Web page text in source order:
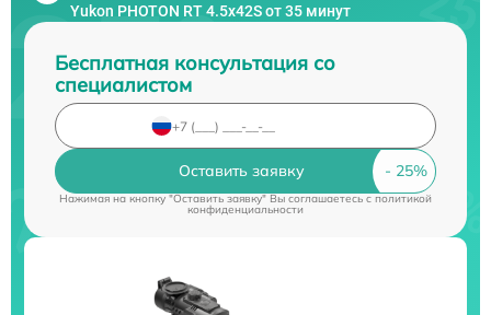
Yukon PHOTON RT 4.5x42S от 35 минут
Бесплатная консультация со
специалистом
Оставить заявку
Нажимая на кнопку "Оставить заявку" Вы соглашаетесь cполитикой
конфиденциальности